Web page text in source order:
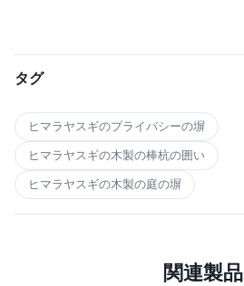
タグ
ヒマラヤスギのプライバシーの塀
ヒマラヤスギの木製の棒杭の囲い
ヒマラヤスギの木製の庭の塀
関連製品